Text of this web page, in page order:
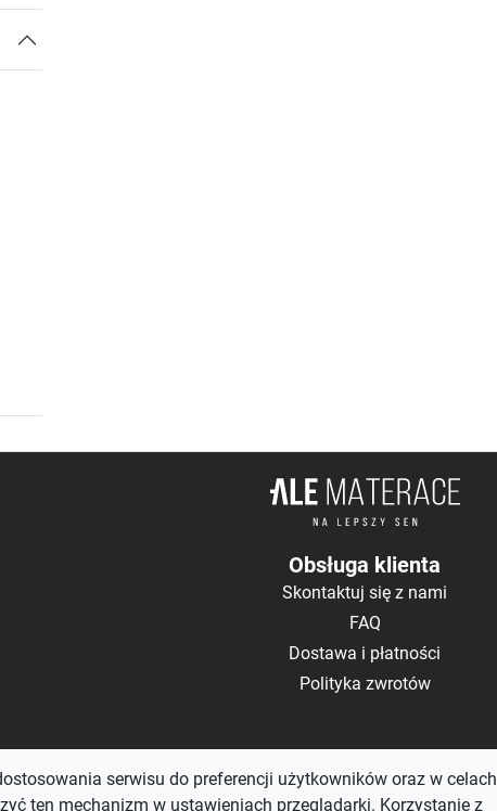
serwisu do preferencji użytkowników oraz w celach
ten mechanizm w ustawieniach przeglądarki. Korzystanie z
Obsługa klienta
Skontaktuj się z nami
FAQ
Dostawa i płatności
Polityka zwrotów